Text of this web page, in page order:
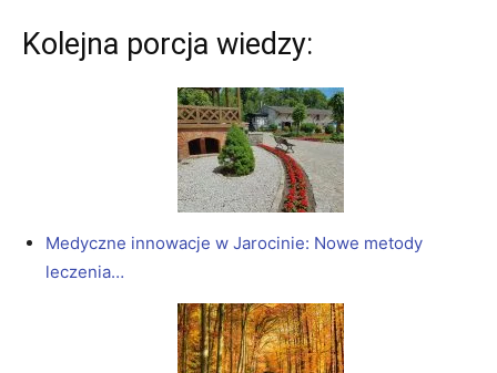
Kolejna porcja wiedzy:
Medyczne innowacje w Jarocinie: Nowe metody
leczenia…